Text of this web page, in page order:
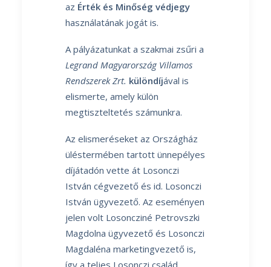
az Érték és Minőség védjegy
használatának jogát is.
A pályázatunkat a szakmai zsűri a
Legrand Magyarország Villamos
Rendszerek Zrt. különdíjával is
elismerte, amely külön
megtiszteltetés számunkra.
Az elismeréseket az Országház
üléstermében tartott ünnepélyes
díjátadón vette át Losonczi
István cégvezető és id. Losonczi
István ügyvezető. Az eseményen
jelen volt Losoncziné Petrovszki
Magdolna ügyvezető és Losonczi
Magdaléna marketingvezető is,